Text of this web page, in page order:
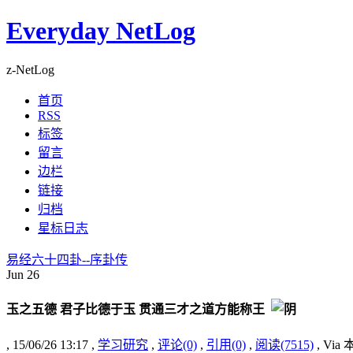
Everyday NetLog
z-NetLog
首页
RSS
标签
留言
边栏
链接
归档
星标日志
易经六十四卦--序卦传
Jun 26
玉之五德 君子比德于玉 贯通三才之道方能称王
, 15/06/26 13:17 , 学习研究 , 评论(0) , 引用(0) , 阅读(7515) , Via